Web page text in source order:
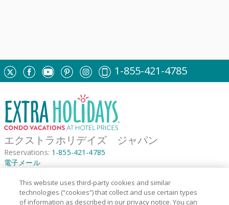
1-855-421-4785
エクストラホリデイズ ジャパン
Reservations: 1-855-421-4785
電子メール
Do Not Sell Or Share My Personal Information-Consumers
Do Not Sell Or Share My Personal Information-Former Employees (California)
This website uses third-party cookies and similar
technologies (“cookies”) that collect and use certain types
of information as described in our privacy notice. You can